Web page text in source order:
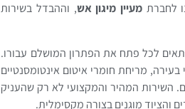
לחברתמעיין מיגון אש, וההבדל בשירות
לכל פתח את הפתרון המושלם עבורו.
מריחת חומרי איטום אינטומסנטיים
השירות המהיר והמקצועי לא רק שהעניק
והציוד מוגנים בצורה מקסימלית.